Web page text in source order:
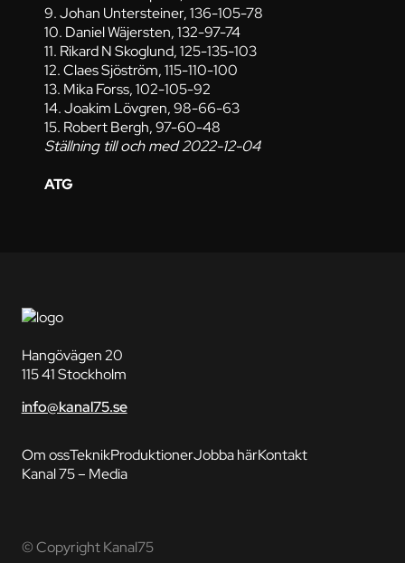
9. Johan Untersteiner, 136-105-78
10. Daniel Wäjersten, 132-97-74
11. Rikard N Skoglund, 125-135-103
12. Claes Sjöström, 115-110-100
13. Mika Forss, 102-105-92
14. Joakim Lövgren, 98-66-63
15. Robert Bergh, 97-60-48
Ställning till och med 2022-12-04
ATG
Hangövägen 20
115 41 Stockholm
info@kanal75.se
Om ossTeknikProduktionerJobba härKontakt
Kanal 75 – Media
© Copyright Kanal75